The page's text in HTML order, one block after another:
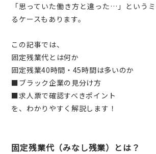
「思っていた働き方と違った…」という
るケースもあります。
この記事では、
固定残業代とは何か
固定残業40時間・45時間は多いのか
■ブラック企業の見分け方
■求人票で確認すべきポイント
を、わかりやすく解説します！
固定残業代（みなし残業）とは？